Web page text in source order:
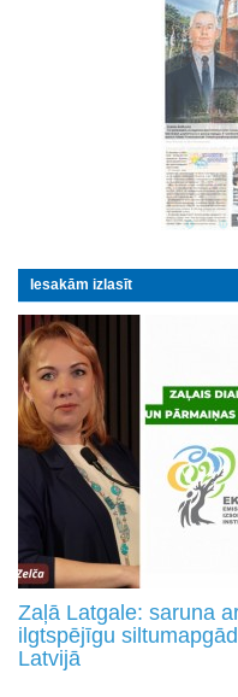
Iesakām izlasīt
Zaļā Latgale: saruna
ilgtspējīgu
Latvijā